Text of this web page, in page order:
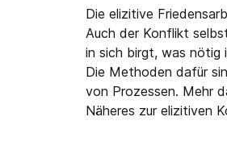
Die elizitive
Auch der Konflikt
in sich birgt, was nötig
Die Methoden dafür
von Prozessen. Mehr
Näheres zur elizitiven